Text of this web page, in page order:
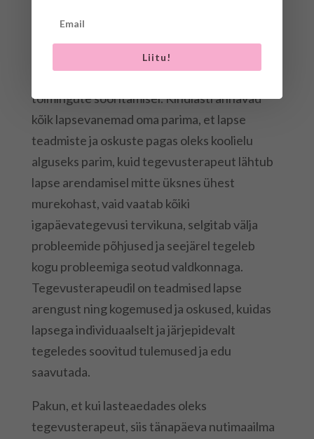
sageli tagasi aega, kus laps koges
toimingute sooritamisel. Kindlasti annavad
kõik lapsevanemad oma parima, et lapse
teadmiste ja oskuste pagas oleks koolielu
alguseks parim, kuid tegevusterapeut lähtub
lapse arendamisel mitte üksnes ühest
murekohast, vaid vaatab kõiki
igapäevategevusi tervikuna, selgitab välja
probleemide põhjused ja seejärel tegeleb
kogu probleemiga seotud valdkonnaga.
Tegevusterapeudil on teadmised lapse
arengust ning kogemused ja oskused, kuidas
lapsega individuaalselt ja järjepidevalt
tegeledes soovitud tulemused ja edu
saavutada.
Pakun, et kui lasteaedades oleks
tegevusterapeut, siis tänapäeva nutimaailma
Liitu!